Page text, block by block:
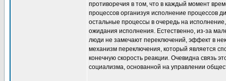
противоречия в том, что в каждый момент
процессов организуя исполнение процессов
остальные процессы в очередь на
ожидания исполнения. Естественно, из-за
люди не замечают переключений, эффект в
механизм переключения, который является
конечную скорость реакции. Очевидна связь
социализма, основанной на управлении